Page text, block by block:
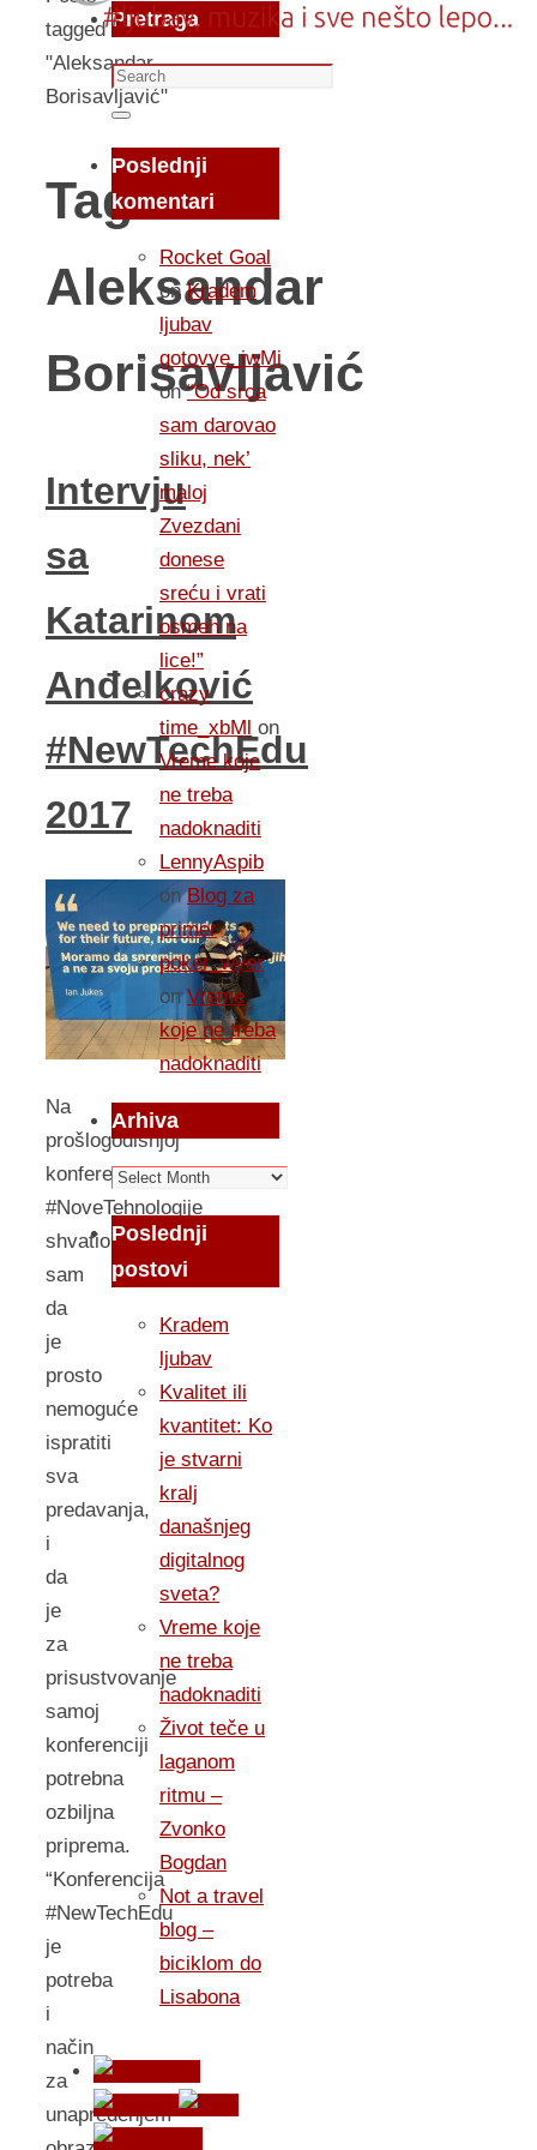
tagged
"Aleksandar
Borisavljavić"
Tag:
Aleksandar
Borisavljavić
Intervju
sa
Katarinom
Anđelković
#NewTechEdu
2017
Na
prošlogodišnjoj
konferenciji
#NoveTehnologije
shvatio
sam
da
je
prosto
nemoguće
ispratiti
sva
predavanja,
i
da
je
za
prisustvovanje
samoj
konferenciji
potrebna
ozbiljna
priprema.
“Konferencija
#NewTechEdu
je
potreba
i
način
za
unapređenjem
Pretraga
Search
for:
Search
Poslednji
komentari
Rocket Goal
onKradem
ljubav
gotovye_iwMi
on“Od srca
sam darovao
sliku, nek’
maloj
Zvezdani
donese
sreću i vrati
osmeh na
lice!”
crazy
time_xbMl on
Vreme koje
ne treba
nadoknaditi
LennyAspib
onBlog za
primer
poker_wyer
onVreme
koje ne treba
nadoknaditi
Arhiva
Arhiva
Poslednji
postovi
Kradem
ljubav
Kvalitet ili
kvantitet: Ko
je stvarni
kralj
današnjeg
digitalnog
sveta?
Vreme koje
ne treba
nadoknaditi
Život teče u
laganom
ritmu –
Zvonko
Bogdan
Not a travel
blog –
biciklom do
Lisabona